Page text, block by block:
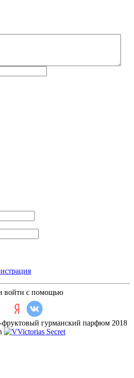
войти с помощью
фруктовый гурманский парфюм 2018